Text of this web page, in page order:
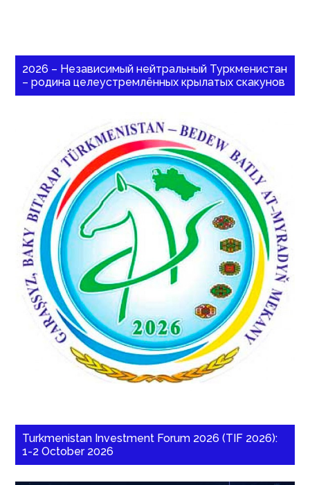
2026 – Независимый нейтральный Туркменистан
– родина целеустремлённых крылатых скакунов
Turkmenistan Investment Forum 2026 (TIF 2026):
1-2 October 2026